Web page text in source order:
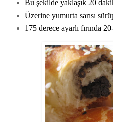
Bu şekilde yaklaşık 20
Üzerine yumurta sarısı
175 derece ayarlı fırında